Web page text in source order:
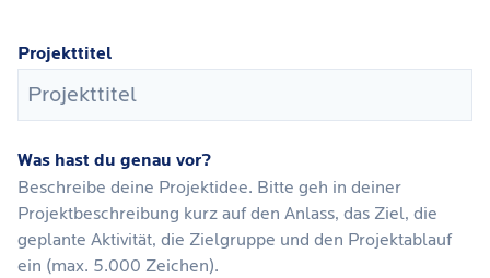
Projekttitel
Was hast du genau vor?
Beschreibe deine Projektidee. Bitte geh in deiner
Projektbeschreibung kurz auf den Anlass, das Ziel, die
geplante Aktivität, die Zielgruppe und den Projektablauf
ein (max. 5.000 Zeichen).